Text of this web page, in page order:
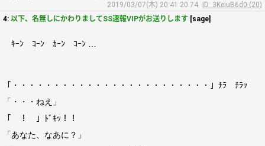
2019/03/07(木) 20:41:20.74
ID: 3KeiuB6d0 (20)
4: 以下、名無しにかわりましてSS速報VIPがお送りします [sage]
ｷｰﾝ ｺｰﾝ ｶｰﾝ ｺｰﾝ …
「・・・・・・・・・・・・・・・・・・・・・・・・」ﾁﾗ ﾁﾗｯ
「・・・ねえ」
「 ！ 」ﾄﾞｷｯ！！
「あなた、なあに？」